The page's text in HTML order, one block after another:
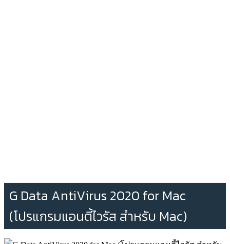
G Data AntiVirus 2020 for Mac
(โปรแกรมแอนตี้ไวรัส สำหรับ Mac)